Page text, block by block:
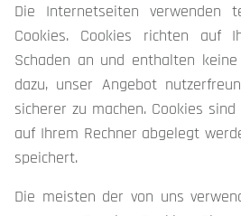
Die Internetseiten verwenden
Cookies. Cookies richten auf
Schaden an und enthalten
dazu, unser Angebot
sicherer zu machen. Cookies
auf Ihrem Rechner abgelegt
speichert.
Die meisten der von uns